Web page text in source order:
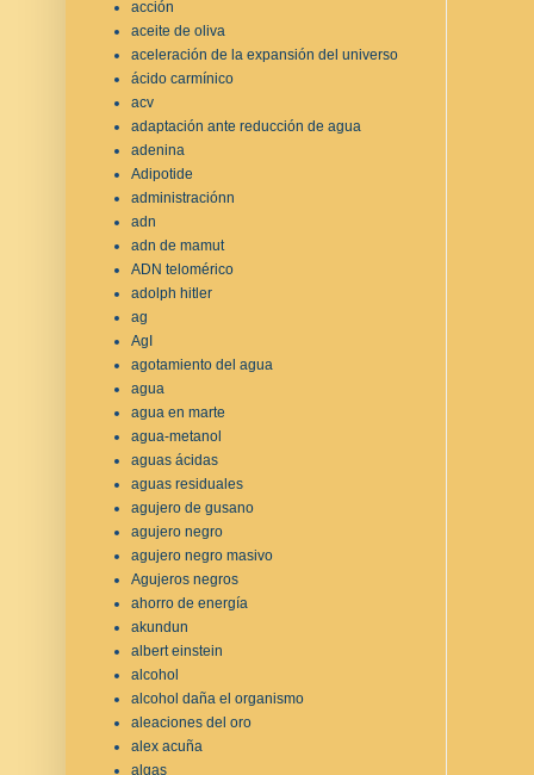
acción
aceite de oliva
aceleración de la expansión del universo
ácido carmínico
acv
adaptación ante reducción de agua
adenina
Adipotide
administraciónn
adn
adn de mamut
ADN telomérico
adolph hitler
ag
AgI
agotamiento del agua
agua
agua en marte
agua-metanol
aguas ácidas
aguas residuales
agujero de gusano
agujero negro
agujero negro masivo
Agujeros negros
ahorro de energía
akundun
albert einstein
alcohol
alcohol daña el organismo
aleaciones del oro
alex acuña
algas